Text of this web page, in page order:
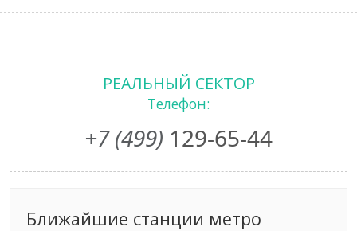
РЕАЛЬНЫЙ СЕКТОР
Телефон:
+7 (499) 129-65-44
Ближайшие станции метро